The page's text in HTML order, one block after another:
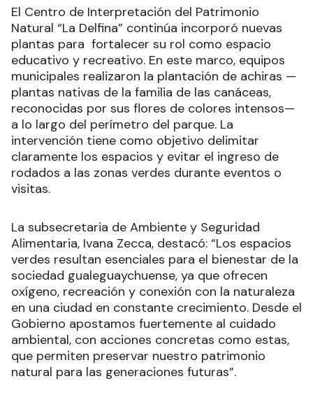
El Centro de Interpretación del Patrimonio
Natural “La Delfina” continúa incorporó nuevas
plantas para fortalecer su rol como espacio
educativo y recreativo. En este marco, equipos
municipales realizaron la plantación de achiras —
plantas nativas de la familia de las canáceas,
reconocidas por sus flores de colores intensos—
a lo largo del perímetro del parque. La
intervención tiene como objetivo delimitar
claramente los espacios y evitar el ingreso de
rodados a las zonas verdes durante eventos o
visitas.
La subsecretaria de Ambiente y Seguridad
Alimentaria, Ivana Zecca, destacó: “Los espacios
verdes resultan esenciales para el bienestar de la
sociedad gualeguaychuense, ya que ofrecen
oxígeno, recreación y conexión con la naturaleza
en una ciudad en constante crecimiento. Desde el
Gobierno apostamos fuertemente al cuidado
ambiental, con acciones concretas como estas,
que permiten preservar nuestro patrimonio
natural para las generaciones futuras”.